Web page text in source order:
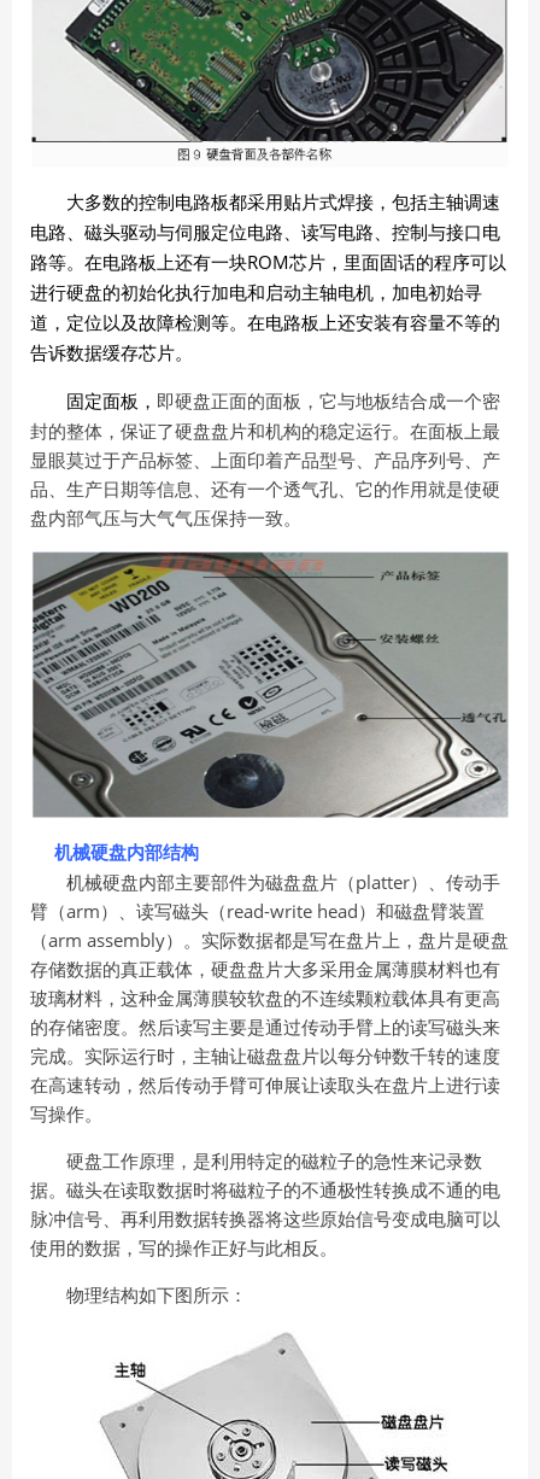
大多数的控制电路板都采用贴片式焊接，包括主轴调速
电路、磁头驱动与伺服定位电路、读写电路、控制与接口电
路等。在电路板上还有一块ROM芯片，里面固话的程序可以
进行硬盘的初始化执行加电和启动主轴电机，加电初始寻
道，定位以及故障检测等。在电路板上还安装有容量不等的
告诉数据缓存芯片。
固定面板， 即硬盘正面的面板，它与地板结合成一个密
封的整体，保证了硬盘盘片和机构的稳定运行。在面板上最
显眼莫过于产品标签、上面印着产品型号、产品序列号、产
品、生产日期等信息、还有一个透气孔、它的作用就是使硬
盘内部气压与大气气压保持一致。
机械硬盘内部结构
机械硬盘内部主要部件为磁盘盘片（platter）、传动手
臂（arm）、读写磁头（read-write head）和磁盘臂装置
（arm assembly）。实际数据都是写在盘片上，盘片是硬盘
存储数据的真正载体，硬盘盘片大多采用金属薄膜材料也有
玻璃材料，这种金属薄膜较软盘的不连续颗粒载体具有更高
的存储密度。然后读写主要是通过传动手臂上的读写磁头来
完成。实际运行时，主轴让磁盘盘片以每分钟数千转的速度
在高速转动，然后传动手臂可伸展让读取头在盘片上进行读
写操作。
硬盘工作原理，是利用特定的磁粒子的急性来记录数
据。磁头在读取数据时将磁粒子的不通极性转换成不通的电
脉冲信号、再利用数据转换器将这些原始信号变成电脑可以
使用的数据，写的操作正好与此相反。
物理结构如下图所示：